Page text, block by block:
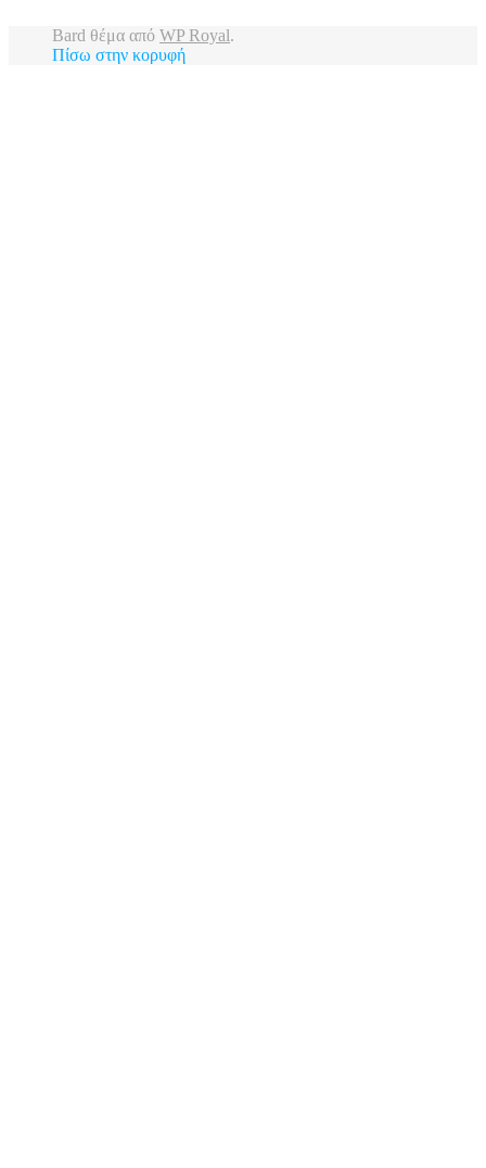
Bard θέμα από WP Royal.
Πίσω στην κορυφή